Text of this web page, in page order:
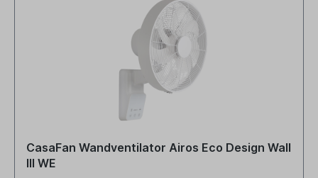
CasaFan Wandventilator Airos Eco Design Wall
III WE